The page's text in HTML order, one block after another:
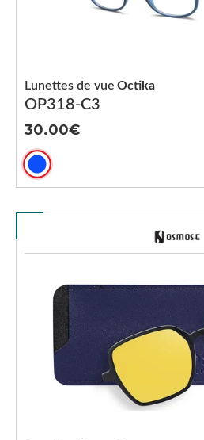
OP318-C3
Lunettes de vue Octika
30.00